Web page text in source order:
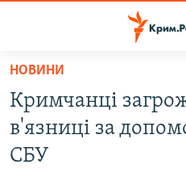
Перейти
основного
матеріалу
Перейти
до
ВОДА.КРИМ
ВІДЕО ТА ФОТО
НОВИНИ
Кримчанці
в'язниці за
СБУ